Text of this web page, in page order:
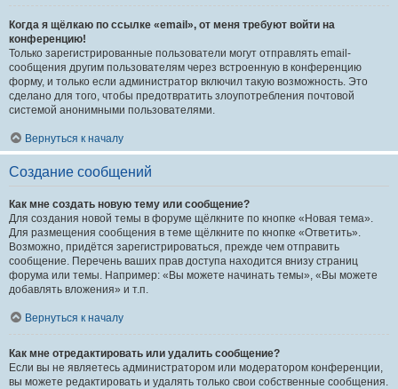
Когда я щёлкаю по ссылке «email», от меня требуют войти на
конференцию!
Только зарегистрированные пользователи могут отправлять email-
сообщения другим пользователям через встроенную в конференцию
форму, и только если администратор включил такую возможность. Это
сделано для того, чтобы предотвратить злоупотребления почтовой
системой анонимными пользователями.
Вернуться к началу
Создание сообщений
Как мне создать новую тему или сообщение?
Для создания новой темы в форуме щёлкните по кнопке «Новая тема».
Для размещения сообщения в теме щёлкните по кнопке «Ответить».
Возможно, придётся зарегистрироваться, прежде чем отправить
сообщение. Перечень ваших прав доступа находится внизу страниц
форума или темы. Например: «Вы можете начинать темы», «Вы можете
добавлять вложения» и т.п.
Вернуться к началу
Как мне отредактировать или удалить сообщение?
Если вы не являетесь администратором или модератором конференции,
вы можете редактировать и удалять только свои собственные сообщения.